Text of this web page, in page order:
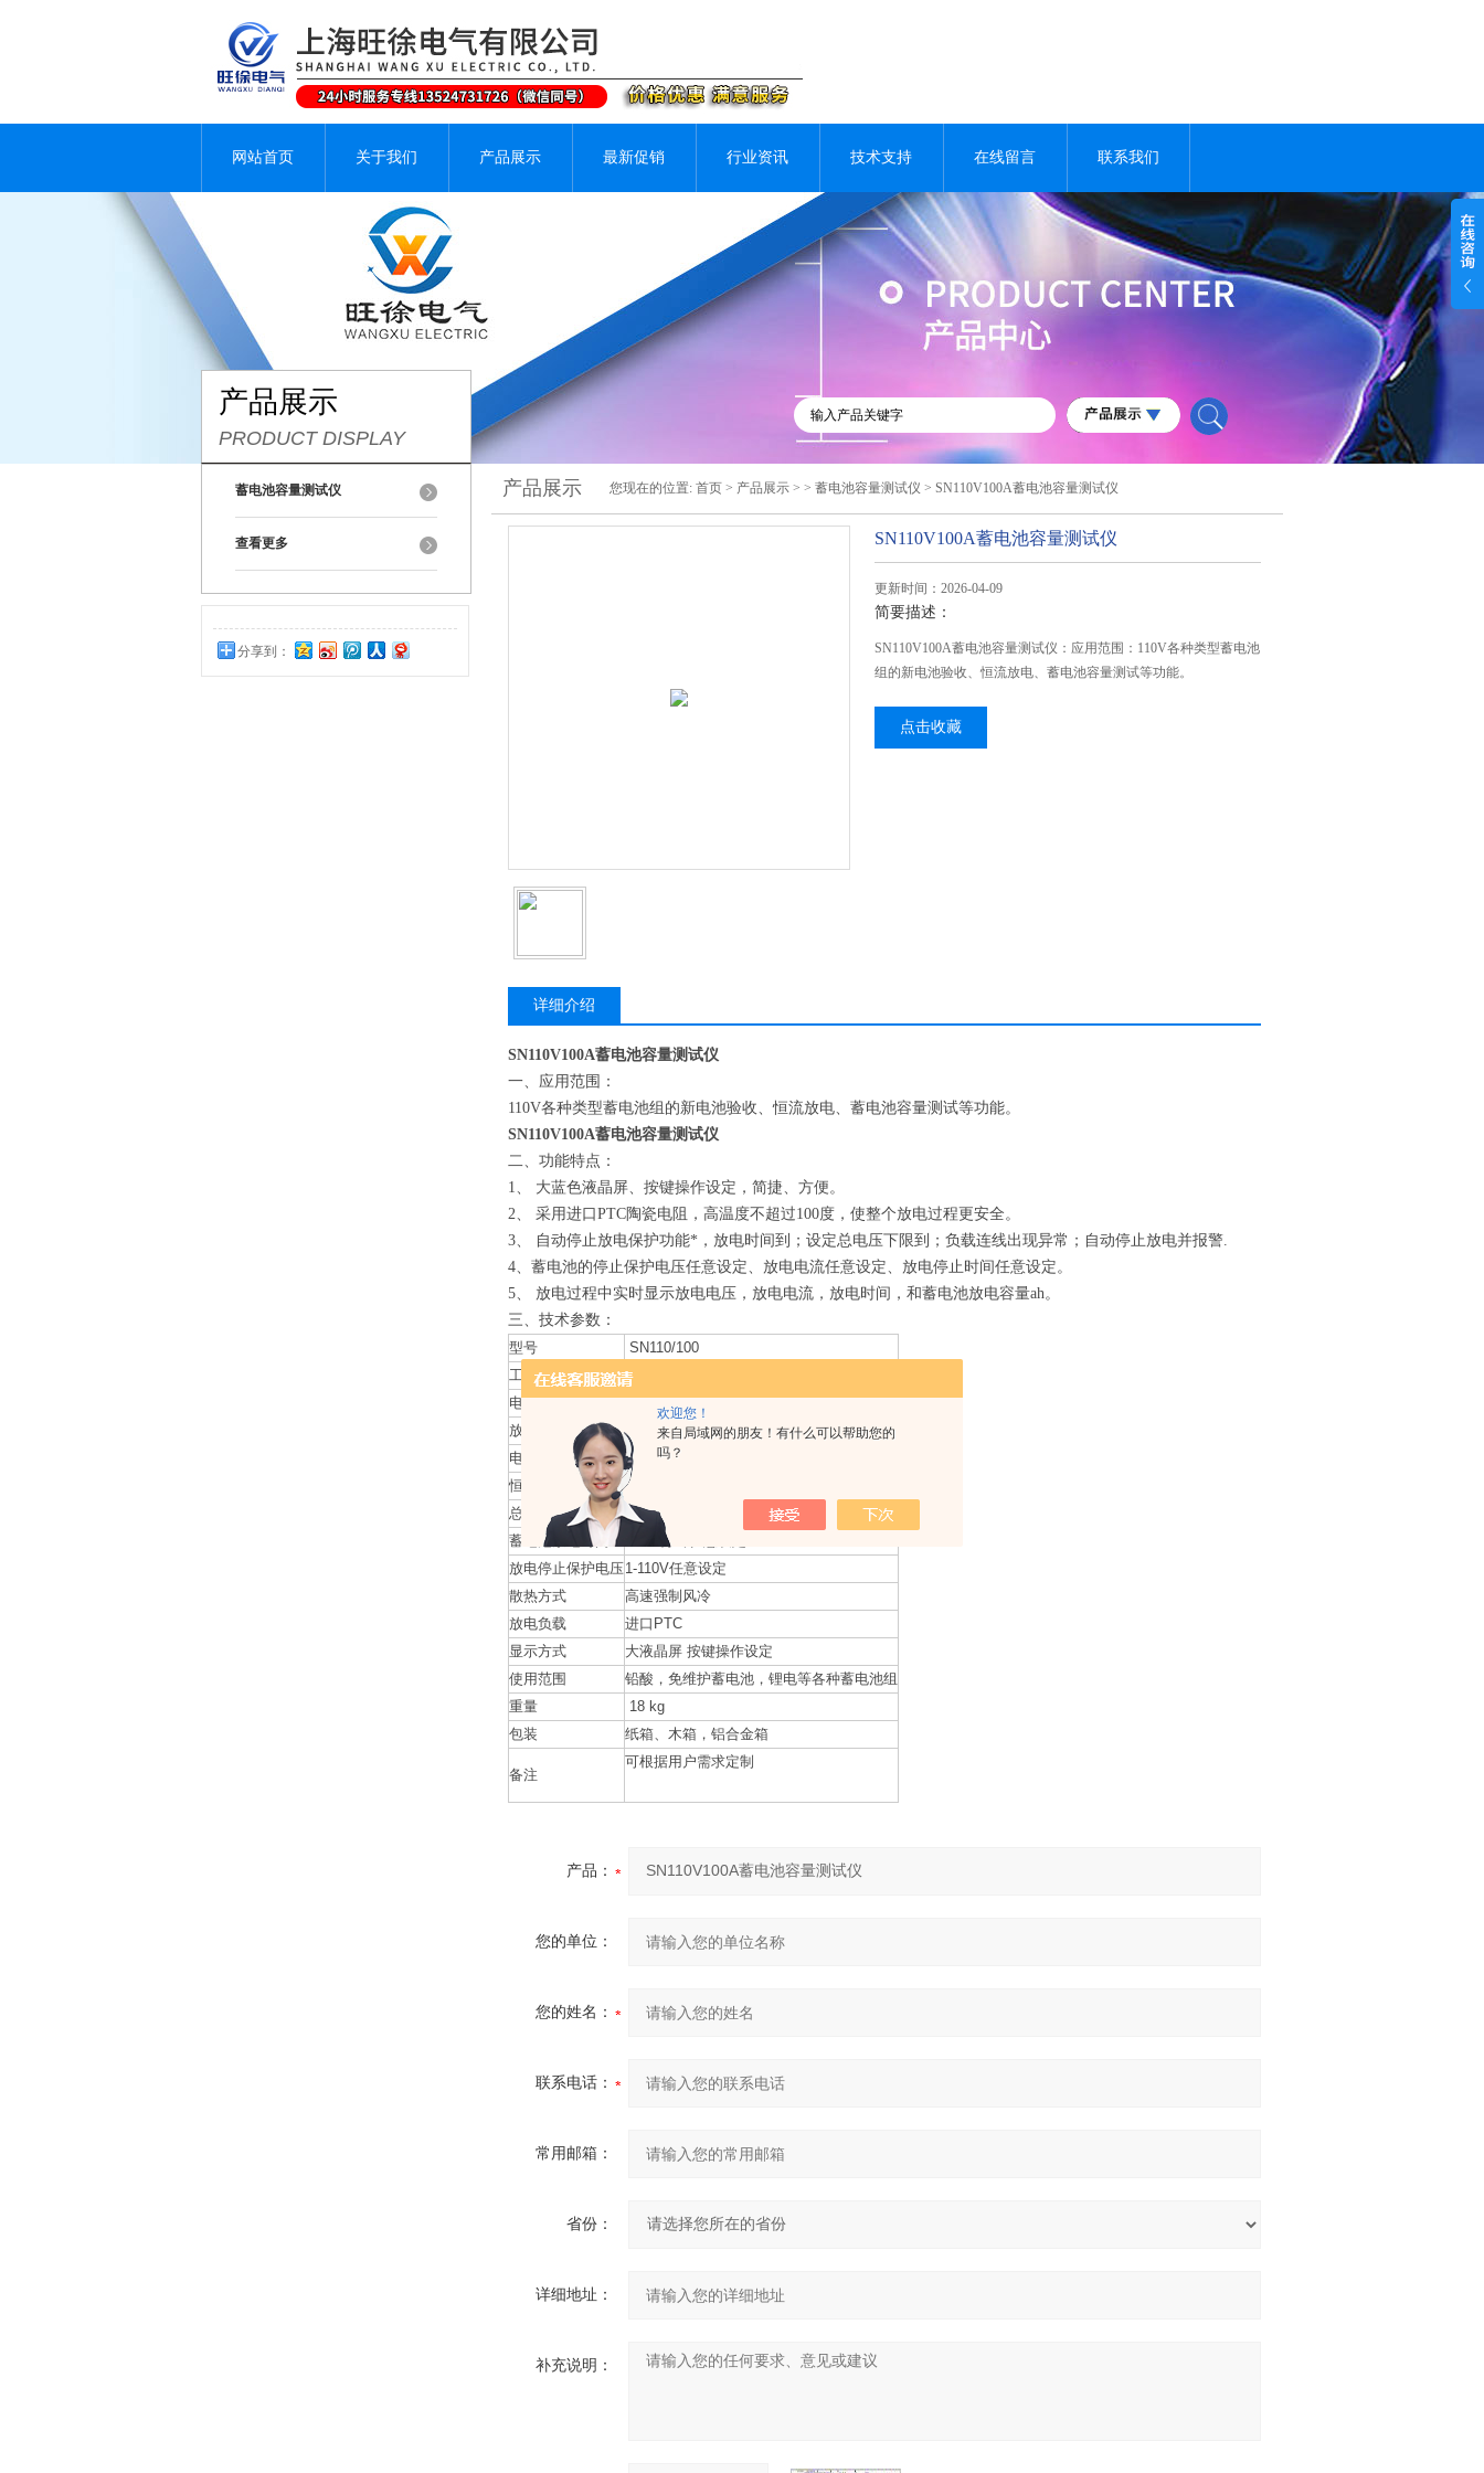
欢迎您！
来自局域网的朋友！有什么可以帮助您的
吗？
网站首页 关于我们 产品展示 最新促销 行业资讯 技术支持 在线留言 联系我们
产品展示
PRODUCT DISPLAY
蓄电池容量测试仪
查看更多
分享到：
产品展示 您现在的位置: 首页 > 产品展示 > > 蓄电池容量测试仪 > SN110V100A蓄电池容量测试仪
SN110V100A蓄电池容量测试仪
更新时间：2026-04-09
简要描述：
SN110V100A蓄电池容量测试仪：应用范围：110V各种类型蓄电池
组的新电池验收、恒流放电、蓄电池容量测试等功能。
点击收藏
详细介绍
SN110V100A蓄电池容量测试仪
一、应用范围：
110V各种类型蓄电池组的新电池验收、恒流放电、蓄电池容量测试等功能。
SN110V100A蓄电池容量测试仪
二、功能特点：
1、 大蓝色液晶屏、按键操作设定，简捷、方便。
2、 采用进口PTC陶瓷电阻，高温度不超过100度，使整个放电过程更安全。
3、 自动停止放电保护功能*，放电时间到；设定总电压下限到；负载连线出现异常；自动停止放电并报警.
4、蓄电池的停止保护电压任意设定、放电电流任意设定、放电停止时间任意设定。
5、 放电过程中实时显示放电电压，放电电流，放电时间，和蓄电池放电容量ah。
三、技术参数：
型号
SN110/100
工作电源
AC220V
电池组电压
110V
放电电流
1-100A任意设定
电流测量精度
1%
恒流放电范围
110V±15%
总电压测量精度
0.5%
蓄电池放电时间
0-999分钟任意设定
放电停止保护电压1-110V任意设定
散热方式
高速强制风冷
放电负载
进口PTC
显示方式
大液晶屏 按键操作设定
使用范围
铅酸，免维护蓄电池，锂电等各种蓄电池组
重量
18 kg
包装
纸箱、木箱，铝合金箱
备注
可根据用户需求定制
产品：
您的单位：
您的姓名：
联系电话：
常用邮箱：
省份：
详细地址：
补充说明：